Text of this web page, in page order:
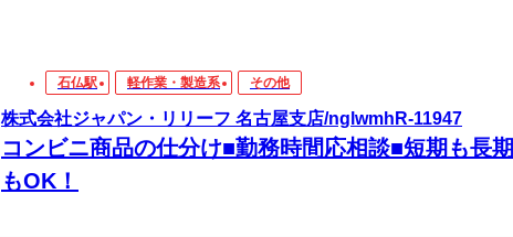
石仏駅 軽作業・製造系 その他
株式会社ジャパン・リリーフ 名古屋支店/nglwmhR-11947
コンビニ商品の仕分け■勤務時間応相談■短期も長期
もOK！